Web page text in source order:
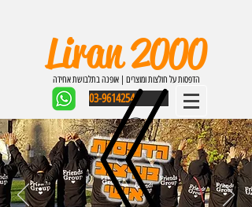
Liran 2000
הדפסות על חולצות ומוצרים | אופנה בתלבושת אחידה
03-9614254